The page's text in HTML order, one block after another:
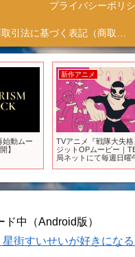
特定商取引法に基づく表記（商取引に関する開示）
始動ムー
】
新作アニメ
TVアニメ『戦隊大失
ジットOPムービー｜
局ネットにて毎週日曜
中（Android版）
街すいせいが好きになる